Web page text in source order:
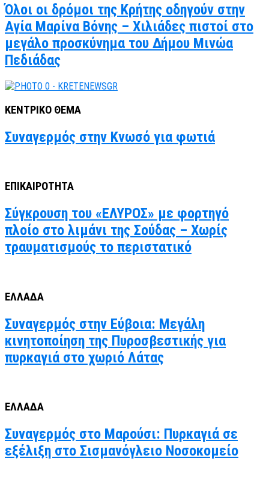
Όλοι οι δρόμοι της Κρήτης οδηγούν στην
Αγία Μαρίνα Βόνης – Χιλιάδες πιστοί στο
μεγάλο προσκύνημα του Δήμου Μινώα
Πεδιάδας
ΚΕΝΤΡΙΚΟ ΘΕΜΑ
Συναγερμός στην Κνωσό για φωτιά
ΕΠΙΚΑΙΡΟΤΗΤΑ
Σύγκρουση του «ΕΛΥΡΟΣ» με φορτηγό
πλοίο στο λιμάνι της Σούδας – Χωρίς
τραυματισμούς το περιστατικό
ΕΛΛΑΔΑ
Συναγερμός στην Εύβοια: Μεγάλη
κινητοποίηση της Πυροσβεστικής για
πυρκαγιά στο χωριό Λάτας
ΕΛΛΑΔΑ
Συναγερμός στο Μαρούσι: Πυρκαγιά σε
εξέλιξη στο Σισμανόγλειο Νοσοκομείο